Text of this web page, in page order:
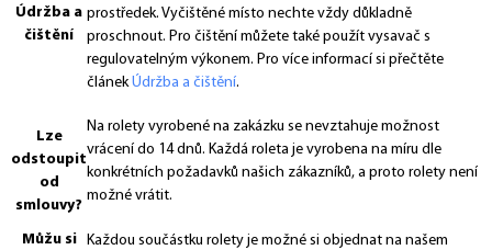
Údržba a
čištění
prostředek. Vyčištěné místo nechte vždy důkladně
proschnout. Pro čištění můžete také použít vysavač s
regulovatelným výkonem. Pro více informací si přečtěte
článekÚdržba a čištění.
Lze
odstoupit
od
smlouvy?
Na rolety vyrobené na zakázku se nevztahuje možnost
vrácení do 14 dnů. Každá roleta je vyrobena na míru dle
konkrétních požadavků našich zákazníků, a proto rolety není
možné vrátit.
Můžu si
Každou součástku rolety je možné si objednat na našem